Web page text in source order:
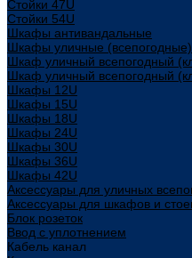
Стойки 47U
Стойки 54U
Шкафы антивандальные
Шкафы уличные (всепогодные)
Шкаф уличный всепогодный
Шкаф уличный всепогодный
Шкафы 12U
Шкафы 15U
Шкафы 18U
Шкафы 24U
Шкафы 30U
Шкафы 36U
Шкафы 42U
Аксессуары для уличных
Аксессуары для шкафов и
Блок розеток
Ввод с уплотнением
Кабель канал